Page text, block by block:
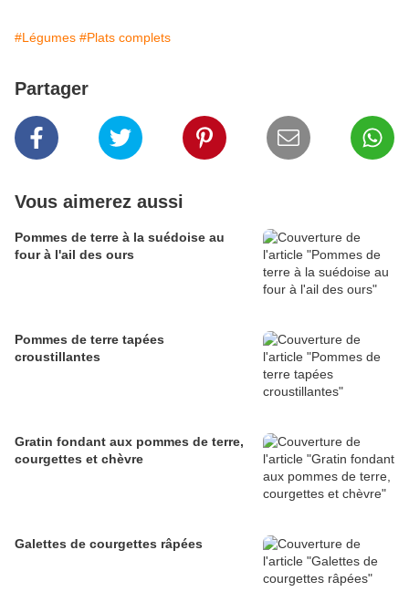
#Légumes #Plats complets
Partager
Vous aimerez aussi
Pommes de terre à la suédoise au
four à l'ail des ours
Pommes de terre tapées
croustillantes
Gratin fondant aux pommes de terre,
courgettes et chèvre
Galettes de courgettes râpées